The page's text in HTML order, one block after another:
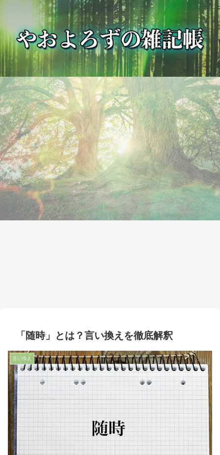
「随時」とは？言い換えを徹底解釈
言い換え